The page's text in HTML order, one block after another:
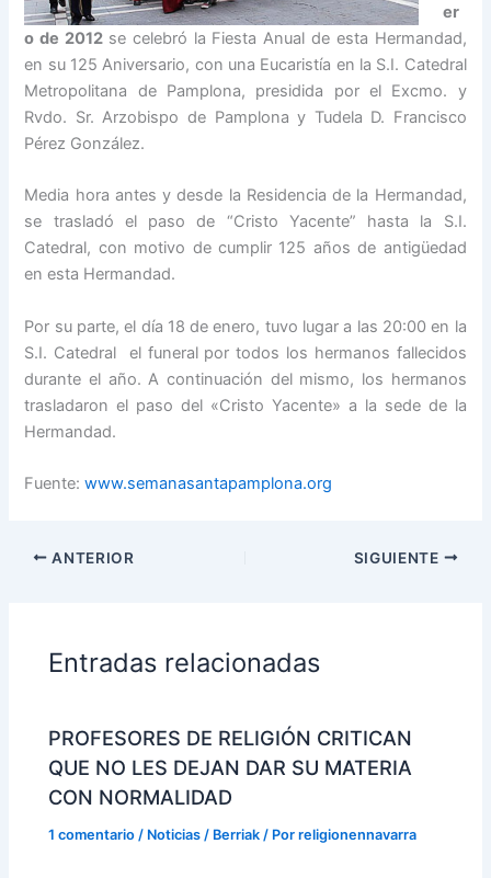
er
o de 2012 se celebró la Fiesta Anual de esta Hermandad,
en su 125 Aniversario, con una Eucaristía en la S.I. Catedral
Metropolitana de Pamplona, presidida por el Excmo. y
Rvdo. Sr. Arzobispo de Pamplona y Tudela D. Francisco
Pérez González.
Media hora antes y desde la Residencia de la Hermandad,
se trasladó el paso de “Cristo Yacente” hasta la S.I.
Catedral, con motivo de cumplir 125 años de antigüedad
en esta Hermandad.
Por su parte, el día 18 de enero, tuvo lugar a las 20:00 en la
S.I. Catedral el funeral por todos los hermanos fallecidos
durante el año. A continuación del mismo, los hermanos
trasladaron el paso del «Cristo Yacente» a la sede de la
Hermandad.
Fuente:www.semanasantapamplona.org
ANTERIOR SIGUIENTE
Entradas relacionadas
PROFESORES DE RELIGIÓN CRITICAN
QUE NO LES DEJAN DAR SU MATERIA
CON NORMALIDAD
1 comentario / Noticias / Berriak / Porreligionennavarra